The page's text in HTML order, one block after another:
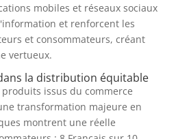
mobiles et réseaux sociaux
et renforcent les
et consommateurs, créant
vertueux.
la distribution équitable
issus du commerce
transformation majeure en
montrent une réelle